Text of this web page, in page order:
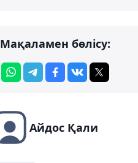
Мақаламен бөлісу:
Айдос Қали